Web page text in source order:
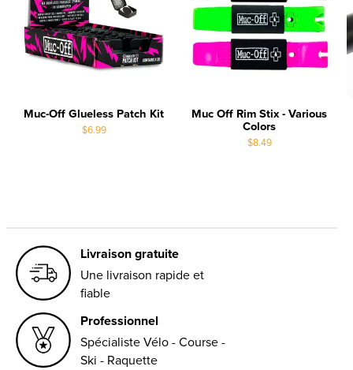
Muc-Off Glueless Patch Kit
$6.99
Muc Off Rim Stix - Various
Colors
$8.49
Livraison gratuite
Une livraison rapide et
fiable
Professionnel
Spécialiste Vélo - Course -
Ski - Raquette